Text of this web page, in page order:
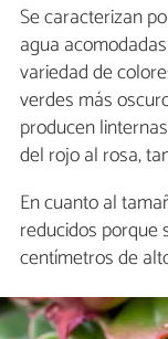
Se caracterizan
agua
variedad de
verdes más
producen
del rojo al rosa,
En cuanto al
reducidos porque
centímetros de